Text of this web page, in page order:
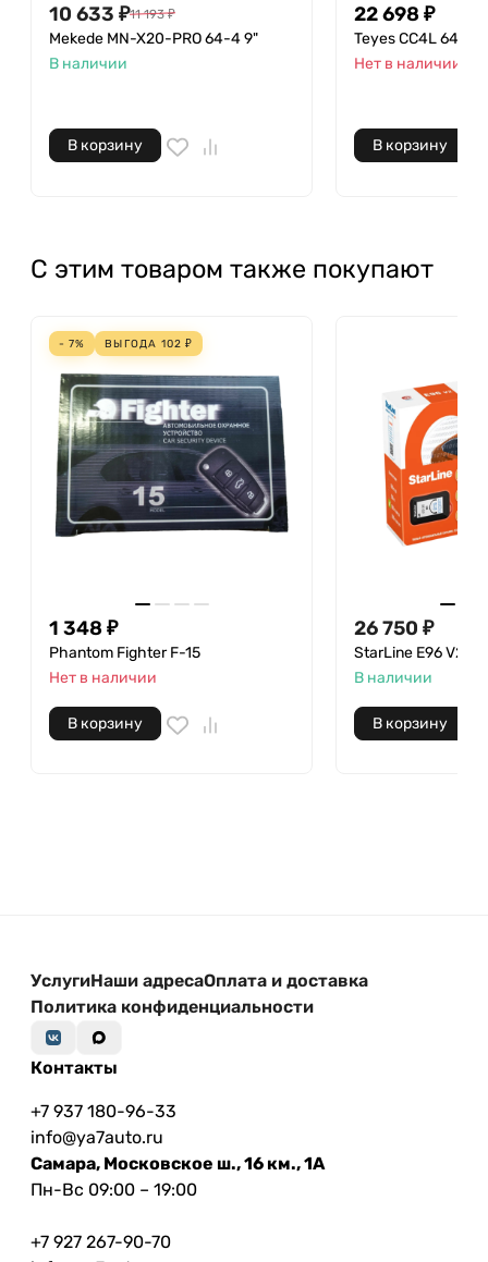
10 633 ₽11 193 ₽
Mekede MN-X20-PRO 64-4 9"
В наличии
В корзину
22 698 ₽
Teyes CC4L 64-6
Нет в наличии
В корзину
С этим товаром также покупают
- 7% ВЫГОДА 102 ₽
1 348 ₽
Phantom Fighter F-15
Нет в наличии
В корзину
26 750 ₽
StarLine E96 V2
В наличии
В корзину
УслугиНаши адресаОплата и доставка
Политика конфиденциальности
Контакты
+7 937 180-96-33
info@ya7auto.ru
Самара, Московское ш., 16 км., 1А
Пн-Вс 09:00 – 19:00
+7 927 267-90-70